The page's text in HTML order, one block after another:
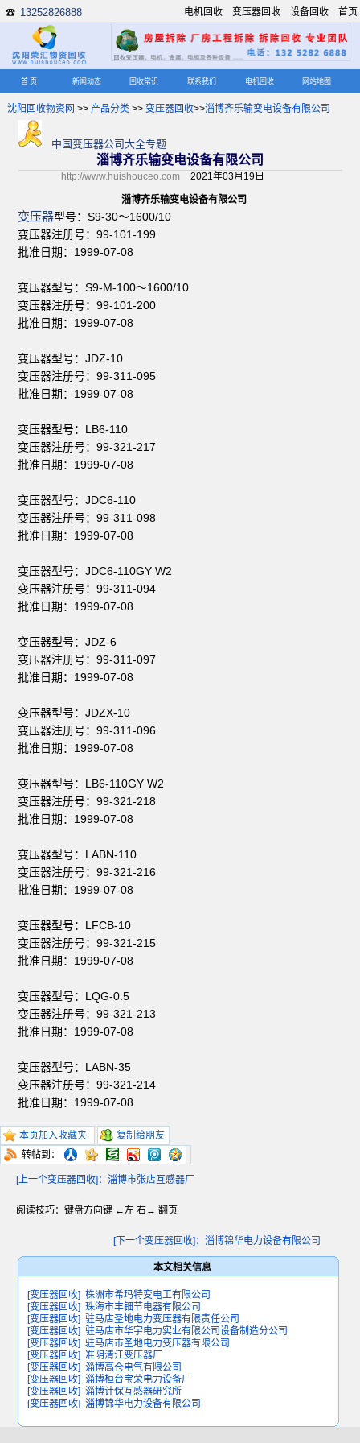
☎ 13252826888 首页
设备回收
变压器回收
电机回收
首 页 新闻动态 回收常识 联系我们 电机回收 网站地图
沈阳回收物资网 >> 产品分类>> 变压器回收>>淄博齐乐输变电设备有限公司
中国变压器公司大全专题
淄博齐乐输变电设备有限公司
http://www.huishouceo.com 2021年03月19日
淄博齐乐输变电设备有限公司
变压器型号：S9-30～1600/10
变压器注册号：99-101-199
批准日期：1999-07-08
变压器型号：S9-M-100～1600/10
变压器注册号：99-101-200
批准日期：1999-07-08
变压器型号：JDZ-10
变压器注册号：99-311-095
批准日期：1999-07-08
变压器型号：LB6-110
变压器注册号：99-321-217
批准日期：1999-07-08
变压器型号：JDC6-110
变压器注册号：99-311-098
批准日期：1999-07-08
变压器型号：JDC6-110GY W2
变压器注册号：99-311-094
批准日期：1999-07-08
变压器型号：JDZ-6
变压器注册号：99-311-097
批准日期：1999-07-08
变压器型号：JDZX-10
变压器注册号：99-311-096
批准日期：1999-07-08
变压器型号：LB6-110GY W2
变压器注册号：99-321-218
批准日期：1999-07-08
变压器型号：LABN-110
变压器注册号：99-321-216
批准日期：1999-07-08
变压器型号：LFCB-10
变压器注册号：99-321-215
批准日期：1999-07-08
变压器型号：LQG-0.5
变压器注册号：99-321-213
批准日期：1999-07-08
变压器型号：LABN-35
变压器注册号：99-321-214
批准日期：1999-07-08
本页加入收藏夹
复制给朋友
转帖到：
[上一个变压器回收]：淄博市张店互感器厂
阅读技巧：键盘方向键 ←左 右→ 翻页
[下一个变压器回收]：淄博锦华电力设备有限公司
本文相关信息
[变压器回收] 株洲市希玛特变电工有限公司
[变压器回收] 珠海市丰钿节电器有限公司
[变压器回收] 驻马店圣地电力变压器有限责任公司
[变压器回收] 驻马店市华宇电力实业有限公司设备制造分公司
[变压器回收] 驻马店市圣地电力变压器有限公司
[变压器回收] 准阴清江变压器厂
[变压器回收] 淄博高仓电气有限公司
[变压器回收] 淄博桓台宝荣电力设备厂
[变压器回收] 淄博计保互感器研究所
[变压器回收] 淄博锦华电力设备有限公司